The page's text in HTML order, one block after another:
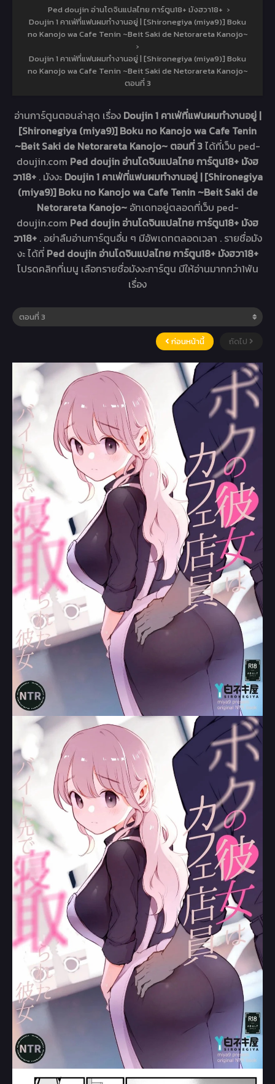
Ped doujin อ่านโดจินแปลไทย การ์ตูน18+ มังฮวา18+ ›
Doujin 1 คาเฟ่ที่แฟนผมทำงานอยู่ | [Shironegiya (miya9)] Boku
no Kanojo wa Cafe Tenin ~Beit Saki de Netorareta Kanojo~
›
Doujin 1 คาเฟ่ที่แฟนผมทำงานอยู่ | [Shironegiya (miya9)] Boku
no Kanojo wa Cafe Tenin ~Beit Saki de Netorareta Kanojo~
ตอนที่ 3
อ่านการ์ตูนตอนล่าสุด เรื่อง Doujin 1 คาเฟ่ที่แฟนผมทำงานอยู่ |
[Shironegiya (miya9)] Boku no Kanojo wa Cafe Tenin
~Beit Saki de Netorareta Kanojo~ ตอนที่ 3ได้ที่เว็บ ped-
doujin.com Ped doujin อ่านโดจินแปลไทย การ์ตูน18+ มังฮ
วา18+ . มังงะ Doujin 1 คาเฟ่ที่แฟนผมทำงานอยู่ | [Shironegiya
(miya9)] Boku no Kanojo wa Cafe Tenin ~Beit Saki de
Netorareta Kanojo~ อัทเดทอยู่ตลอดที่เว็บ ped-
doujin.com Ped doujin อ่านโดจินแปลไทย การ์ตูน18+ มังฮ
วา18+ . อย่าลืมอ่านการ์ตูนอื่น ๆ มีอัพเดทตลอดเวลา . รายชื่อมัง
งะ ได้ที่ Ped doujin อ่านโดจินแปลไทย การ์ตูน18+ มังฮวา18+
โปรดคลิกที่เมนู เลือกรายชื่อมังงะการ์ตูน มีให้อ่านมากกว่า1พัน
เรื่อง
ก่อนหน้านี้ ถัดไป